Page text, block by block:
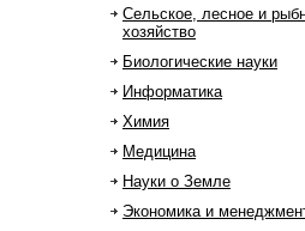
Сельское, лесное и
хозяйство
Биологические науки
Информатика
Химия
Медицина
Науки о Земле
Экономика и